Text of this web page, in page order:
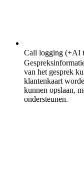
Call logging (+AI
van het gesprek
klantenkaart
kunnen opslaan,
ondersteunen.